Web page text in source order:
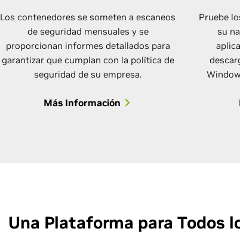
Los contenedores se someten a escaneos
de seguridad mensuales y se
proporcionan informes detallados para
garantizar que cumplan con la política de
seguridad de su empresa.
Más Información
Pruebe
su
Una Plataforma para Todos